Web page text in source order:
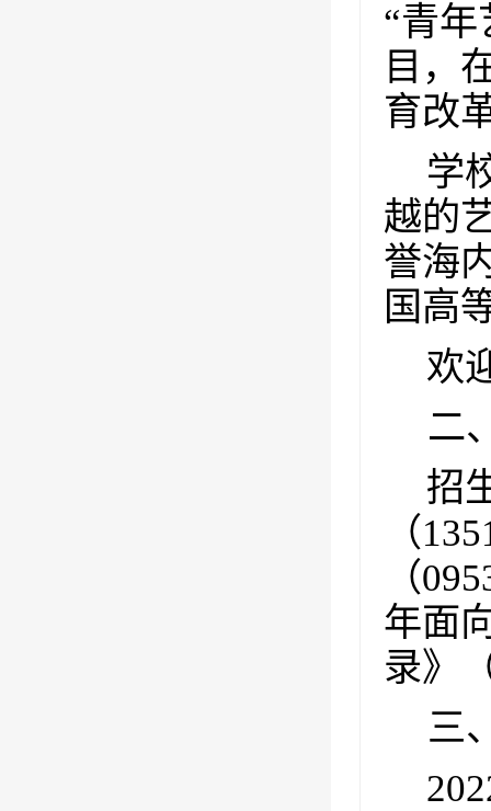
“青
目，
育改
学
越的
誉海
国高
欢
二
招
（
（
年面
录》
三